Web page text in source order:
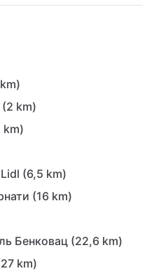
km)
km)
(6,5 km)
(16 km)
Бенковац (22,6 km)
km)